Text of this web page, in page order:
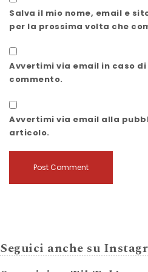
Salva il mio nome, email e
per la prossima volta che
Avvertimi via email in caso
commento.
Avvertimi via email alla
articolo.
Seguici anche su